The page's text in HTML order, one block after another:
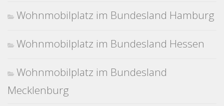
Wohnmobilplatz im Bundesland Hamburg
Wohnmobilplatz im Bundesland Hessen
Wohnmobilplatz im Bundesland
Mecklenburg